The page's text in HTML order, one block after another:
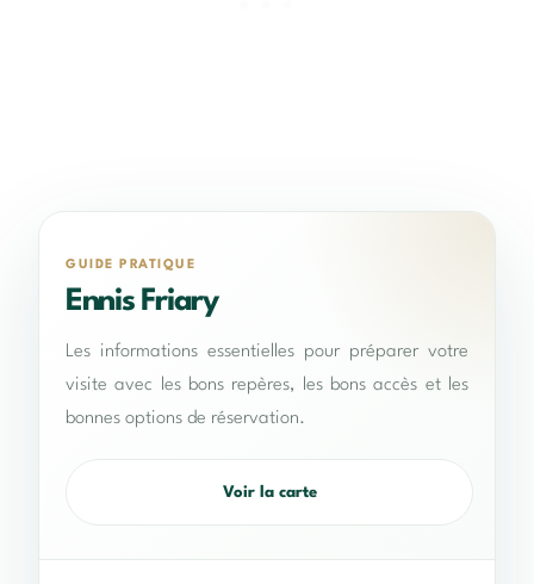
GUIDE PRATIQUE
Ennis Friary
Les informations essentielles pour préparer votre
visite avec les bons repères, les bons accès et les
bonnes options de réservation.
Voir la carte